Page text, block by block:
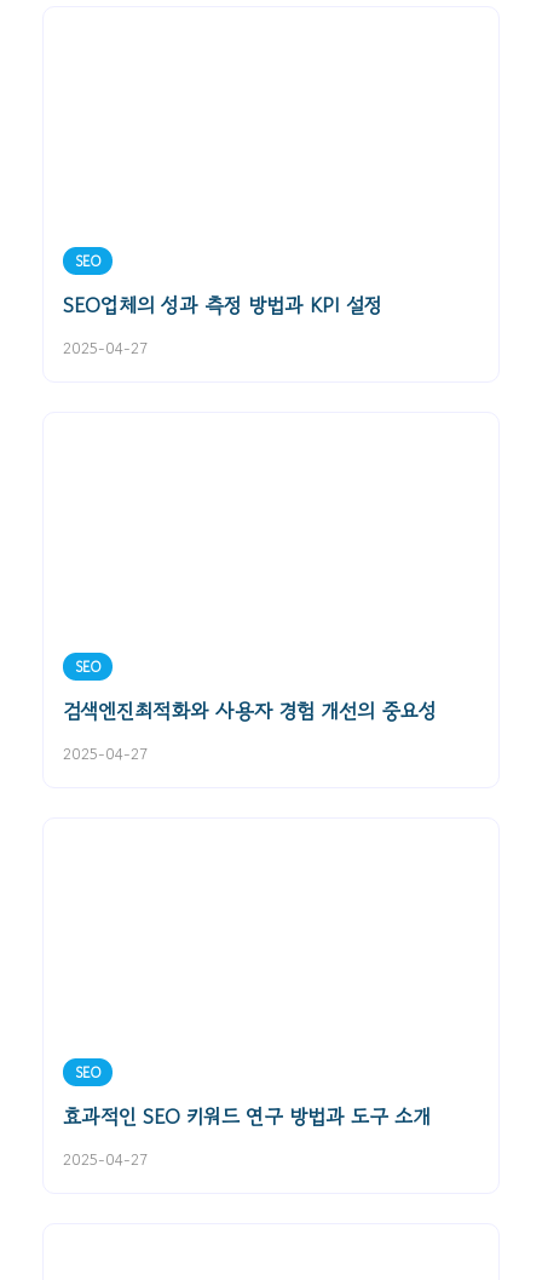
SEO
SEO업체의 성과 측정 방법과 KPI 설정
2025-04-27
SEO
검색엔진최적화와 사용자 경험 개선의 중요성
2025-04-27
SEO
효과적인 SEO 키워드 연구 방법과 도구 소개
2025-04-27